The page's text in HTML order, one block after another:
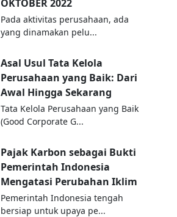
OKTOBER 2022
Pada aktivitas perusahaan, ada
yang dinamakan pelu...
Asal Usul Tata Kelola
Perusahaan yang Baik: Dari
Awal Hingga Sekarang
Tata Kelola Perusahaan yang Baik
(Good Corporate G...
Pajak Karbon sebagai Bukti
Pemerintah Indonesia
Mengatasi Perubahan Iklim
Pemerintah Indonesia tengah
bersiap untuk upaya pe...